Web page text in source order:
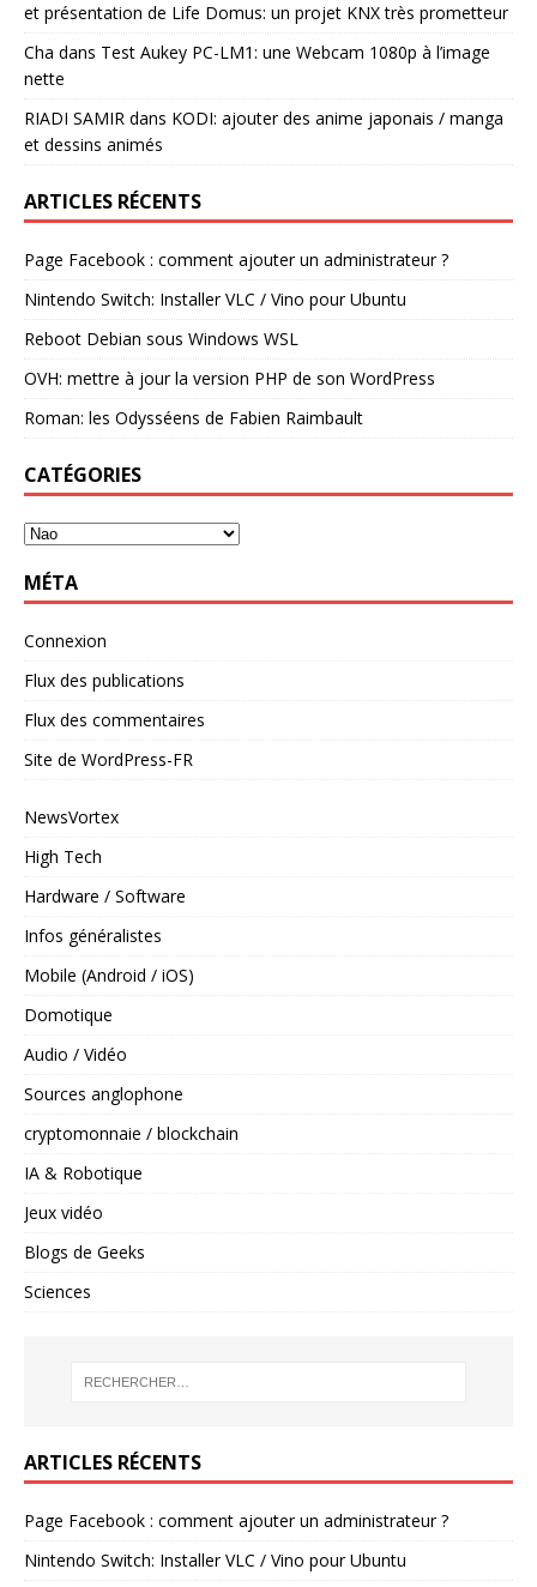
et présentation de Life Domus: un projet KNX très prometteur
Cha dans Test Aukey PC-LM1: une Webcam 1080p à l’image
nette
RIADI SAMIR dans KODI: ajouter des anime japonais / manga
et dessins animés
ARTICLES RÉCENTS
Page Facebook : comment ajouter un administrateur ?
Nintendo Switch: Installer VLC / Vino pour Ubuntu
Reboot Debian sous Windows WSL
OVH: mettre à jour la version PHP de son WordPress
Roman: les Odysséens de Fabien Raimbault
CATÉGORIES
MÉTA
Connexion
Flux des publications
Flux des commentaires
Site de WordPress-FR
NewsVortex
High Tech
Hardware / Software
Infos généralistes
Mobile (Android / iOS)
Domotique
Audio / Vidéo
Sources anglophone
cryptomonnaie / blockchain
IA & Robotique
Jeux vidéo
Blogs de Geeks
Sciences
ARTICLES RÉCENTS
Page Facebook : comment ajouter un administrateur ?
Nintendo Switch: Installer VLC / Vino pour Ubuntu